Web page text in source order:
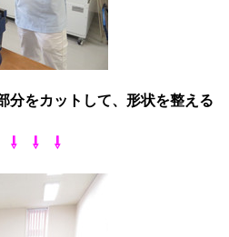
をカットして、形状を整える
⇩ ⇩ ⇩